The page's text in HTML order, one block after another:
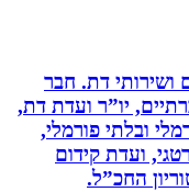
דת. חבר
יו”ר ועדת דת,
פורמלי,
קידום
החכ”ל.